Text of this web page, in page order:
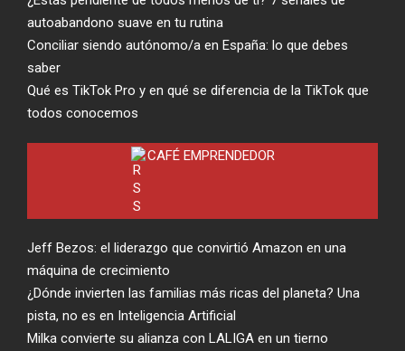
autoabandono suave en tu rutina
Conciliar siendo autónomo/a en España: lo que debes
saber
Qué es TikTok Pro y en qué se diferencia de la TikTok que
todos conocemos
CAFÉ EMPRENDEDOR
Jeff Bezos: el liderazgo que convirtió Amazon en una
máquina de crecimiento
¿Dónde invierten las familias más ricas del planeta? Una
pista, no es en Inteligencia Artificial
Milka convierte su alianza con LALIGA en un tierno